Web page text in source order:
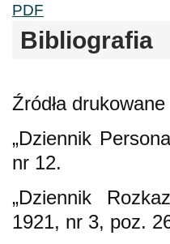
PDF
Bibliografia
Źródła drukowane
„Dziennik
nr 12.
„Dziennik
1921, nr 3, poz.